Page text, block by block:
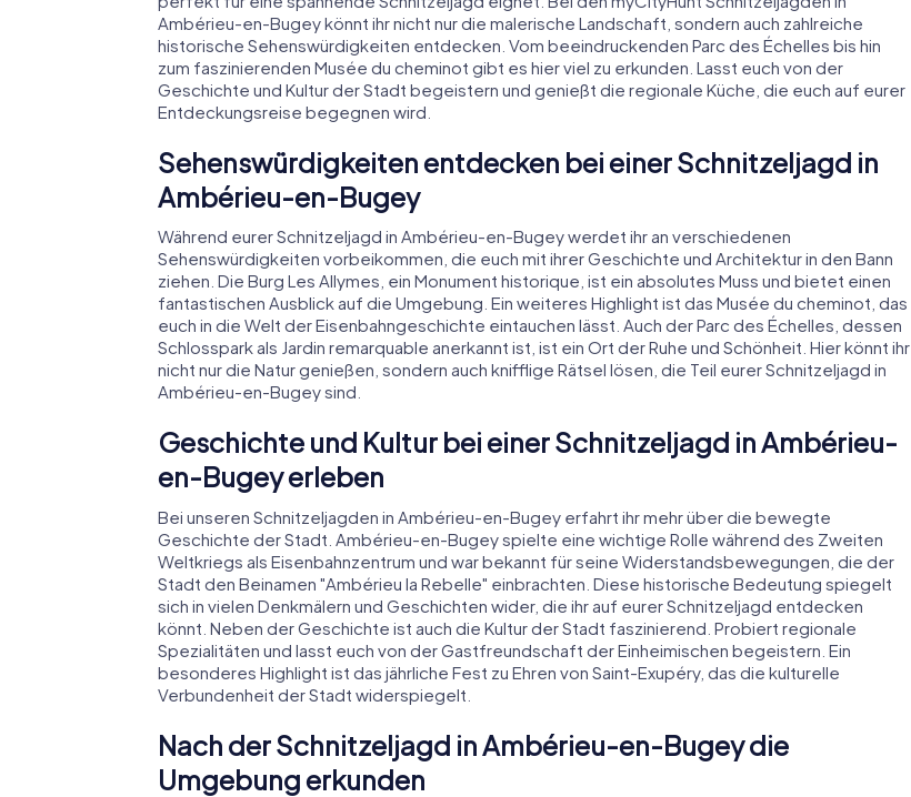
Ambérieu-en-Bugey könnt ihr nicht nur die malerische Landschaft, sondern auch zahlreiche
historische Sehenswürdigkeiten entdecken. Vom beeindruckenden Parc des Échelles bis hin
zum faszinierenden Musée du cheminot gibt es hier viel zu erkunden. Lasst euch von der
Geschichte und Kultur der Stadt begeistern und genießt die regionale Küche, die euch auf eurer
Entdeckungsreise begegnen wird.
Sehenswürdigkeiten entdecken bei einer Schnitzeljagd in
Ambérieu-en-Bugey
Während eurer Schnitzeljagd in Ambérieu-en-Bugey werdet ihr an verschiedenen
Sehenswürdigkeiten vorbeikommen, die euch mit ihrer Geschichte und Architektur in den Bann
ziehen. Die Burg Les Allymes, ein Monument historique, ist ein absolutes Muss und bietet einen
fantastischen Ausblick auf die Umgebung. Ein weiteres Highlight ist das Musée du cheminot, das
euch in die Welt der Eisenbahngeschichte eintauchen lässt. Auch der Parc des Échelles, dessen
Schlosspark als Jardin remarquable anerkannt ist, ist ein Ort der Ruhe und Schönheit. Hier könnt ihr
nicht nur die Natur genießen, sondern auch knifflige Rätsel lösen, die Teil eurer Schnitzeljagd in
Ambérieu-en-Bugey sind.
Geschichte und Kultur bei einer Schnitzeljagd in Ambérieu-
en-Bugey erleben
Bei unseren Schnitzeljagden in Ambérieu-en-Bugey erfahrt ihr mehr über die bewegte
Geschichte der Stadt. Ambérieu-en-Bugey spielte eine wichtige Rolle während des Zweiten
Weltkriegs als Eisenbahnzentrum und war bekannt für seine Widerstandsbewegungen, die der
Stadt den Beinamen "Ambérieu la Rebelle" einbrachten. Diese historische Bedeutung spiegelt
sich in vielen Denkmälern und Geschichten wider, die ihr auf eurer Schnitzeljagd entdecken
könnt. Neben der Geschichte ist auch die Kultur der Stadt faszinierend. Probiert regionale
Spezialitäten und lasst euch von der Gastfreundschaft der Einheimischen begeistern. Ein
besonderes Highlight ist das jährliche Fest zu Ehren von Saint-Exupéry, das die kulturelle
Verbundenheit der Stadt widerspiegelt.
Nach der Schnitzeljagd in Ambérieu-en-Bugey die
Umgebung erkunden